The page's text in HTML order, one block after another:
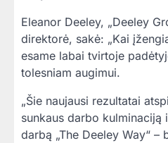
Eleanor Deeley, „Deeley
direktorė, sakė: „Kai
esame labai tvirtoje
tolesniam augimui.
„Šie naujausi rezultatai
sunkaus darbo
darbą „The Deeley Way“ –